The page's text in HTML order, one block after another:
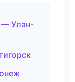
— Улан-